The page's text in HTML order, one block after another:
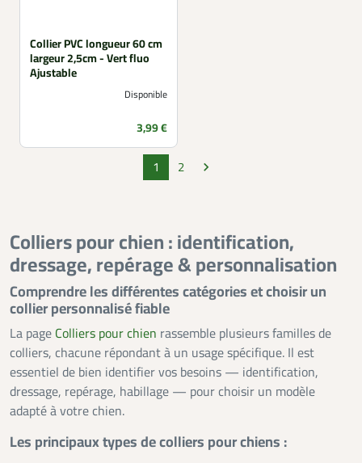
Collier PVC longueur 60 cm
largeur 2,5cm - Vert fluo
Ajustable
Disponible
Prix
3,99 €
1 2 Suivant

Colliers pour chien : identification,
dressage, repérage & personnalisation
Comprendre les différentes catégories et choisir un
collier personnalisé fiable
La page Colliers pour chien rassemble plusieurs familles de
colliers, chacune répondant à un usage spécifique. Il est
essentiel de bien identifier vos besoins — identification,
dressage, repérage, habillage — pour choisir un modèle
adapté à votre chien.
Les principaux types de colliers pour chiens :